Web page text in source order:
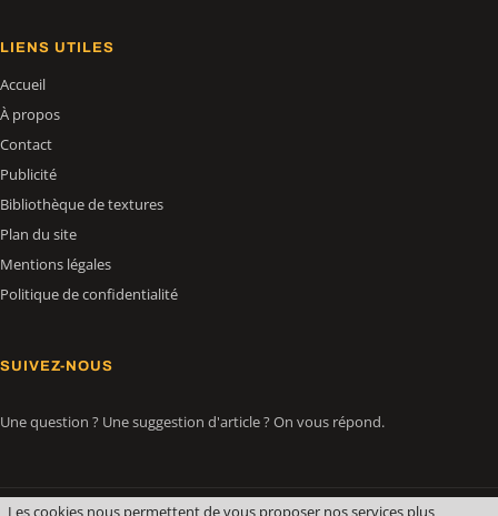
LIENS UTILES
Accueil
À propos
Contact
Publicité
Bibliothèque de textures
Plan du site
Mentions légales
Politique de confidentialité
SUIVEZ-NOUS
Une question ? Une suggestion d'article ? On vous répond.
Les cookies nous permettent de vous proposer nos services plus